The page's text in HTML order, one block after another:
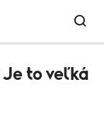
Je to veľká